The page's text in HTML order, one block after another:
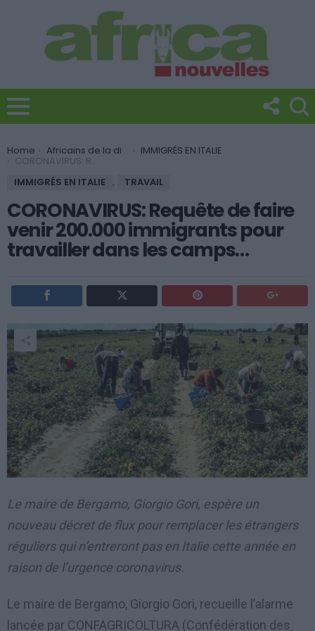
You are here:
Home Africains de la diaspora IMMIGRÉS EN ITALIE
CORONAVIRUS: Requête de faire venir 200.000 immigrants pour travailler dans les camps…
IMMIGRÉS EN ITALIE
, TRAVAIL
CORONAVIRUS: Requête de faire
venir 200.000 immigrants pour
travailler dans les camps…
Le maire de Bergamo, Giorgio Gori, espère un
nouveau décret de flux pour remplacer les étrangers
réguliers qui n’entreront pas en Italie cette année en
raison de l’urgence coronavirus.
Le maire de Bergamo, Giorgio Gori, recueille l’alarme
lancée par CONFAGRICOLTURA (Confédération des